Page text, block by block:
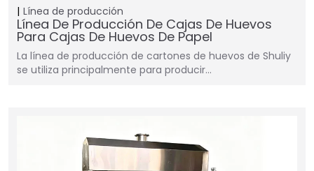
Línea de producción
Línea De Producción De Cajas De Huevos
Para Cajas De Huevos De Papel
La línea de producción de cartones de huevos de Shuliy
se utiliza principalmente para producir…